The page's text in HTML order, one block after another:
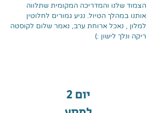
הצמוד שלנו והמדריכה המקומית שתלווה
אותנו במהלך הטיול. נגיע גמורים לחלוטין
למלון , נאכל ארוחת ערב, נאמר שלום לקוסטה
ריקה ונלך לישון :)
יום 2